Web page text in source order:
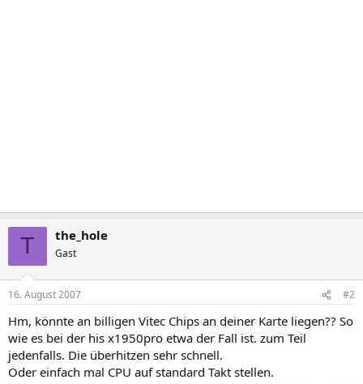
T the_hole
Gast
16. August 2007 #2
Hm, könnte an billigen Vitec Chips an deiner Karte liegen?? So
wie es bei der his x1950pro etwa der Fall ist. zum Teil
jedenfalls. Die überhitzen sehr schnell.
Oder einfach mal CPU auf standard Takt stellen.